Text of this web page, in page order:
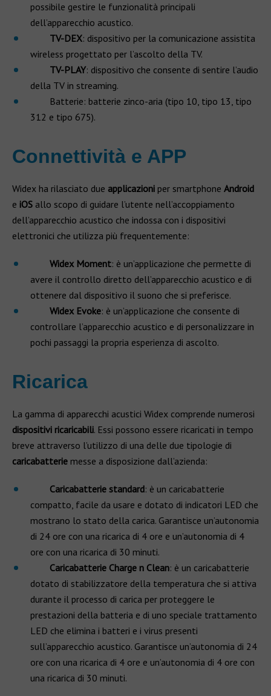
possibile gestire le funzionalità principali
dell’apparecchio acustico.
TV-DEX: dispositivo per la comunicazione assistita
wireless progettato per l’ascolto della TV.
TV-PLAY: dispositivo che consente di sentire l’audio
della TV in streaming.
Batterie: batterie zinco-aria (tipo 10, tipo 13, tipo
312 e tipo 675).
Connettività e APP
Widex ha rilasciato due applicazioni per smartphone Android
e iOS allo scopo di guidare l’utente nell’accoppiamento
dell’apparecchio acustico che indossa con i dispositivi
elettronici che utilizza più frequentemente:
Widex Moment: è un’applicazione che permette di
avere il controllo diretto dell’apparecchio acustico e di
ottenere dal dispositivo il suono che si preferisce.
Widex Evoke: è un’applicazione che consente di
controllare l’apparecchio acustico e di personalizzare in
pochi passaggi la propria esperienza di ascolto.
Ricarica
La gamma di apparecchi acustici Widex comprende numerosi
dispositivi ricaricabili. Essi possono essere ricaricati in tempo
breve attraverso l’utilizzo di una delle due tipologie di
caricabatterie messe a disposizione dall’azienda:
Caricabatterie standard: è un caricabatterie
compatto, facile da usare e dotato di indicatori LED che
mostrano lo stato della carica. Garantisce un’autonomia
di 24 ore con una ricarica di 4 ore e un’autonomia di 4
ore con una ricarica di 30 minuti.
Caricabatterie Charge n Clean: è un caricabatterie
dotato di stabilizzatore della temperatura che si attiva
durante il processo di carica per proteggere le
prestazioni della batteria e di uno speciale trattamento
LED che elimina i batteri e i virus presenti
sull’apparecchio acustico. Garantisce un’autonomia di 24
ore con una ricarica di 4 ore e un’autonomia di 4 ore con
una ricarica di 30 minuti.